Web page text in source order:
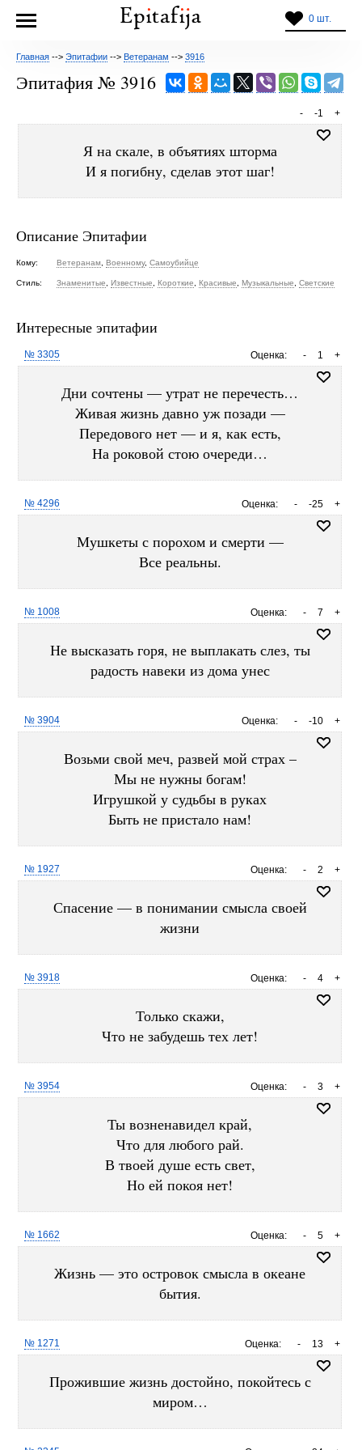
0 шт.
Главная --> Эпитафии --> Ветеранам --> 3916
Эпитафия № 3916
+
-1
-
Я на скале, в объятиях шторма
И я погибну, сделав этот шаг!
Описание Эпитафии
Кому: Ветеранам Военному, Самоубийце
Стиль: Знаменитые Известные Короткие Красивые Музыкальные Светские
Интересные эпитафии
Оценка: +
1
-
№ 3305
Дни сочтены — утрат не перечесть…
Живая жизнь давно уж позади —
Передового нет — и я, как есть,
На роковой стою очереди…
Оценка: +
-25
-
№ 4296
Мушкеты с порохом и смерти —
Все реальны.
Оценка: +
7
-
№ 1008
Не высказать горя, не выплакать слез, ты
радость навеки из дома унес
Оценка: +
-10
-
№ 3904
Возьми свой меч, развей мой страх –
Мы не нужны богам!
Игрушкой у судьбы в руках
Быть не пристало нам!
Оценка: +
2
-
№ 1927
Спасение — в понимании смысла своей
жизни
Оценка: +
4
-
№ 3918
Только скажи,
Что не забудешь тех лет!
Оценка: +
3
-
№ 3954
Ты возненавидел край,
Что для любого рай.
В твоей душе есть свет,
Но ей покоя нет!
Оценка: +
5
-
№ 1662
Жизнь — это островок смысла в океане
бытия.
Оценка: +
13
-
№ 1271
Прожившие жизнь достойно, покойтесь с
миром…